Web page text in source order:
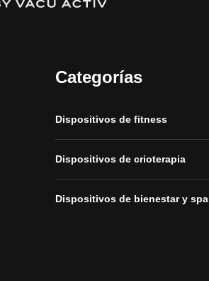
Categorías
Dispositivos de fitness
Dispositivos de crioterapia
Dispositivos de bienestar y spa